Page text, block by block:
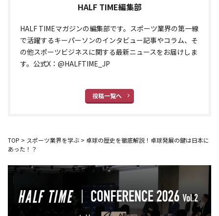
HALF TIME編集部
HALF TIMEマガジンの編集部です。スポーツ業界の第一線
で活躍するキーパーソンのインタビュー記事やコラム、そ
の他スポーツビジネスに関する最新ニュースをお届けしま
す。公式X：@HALFTIME_JP
投稿一覧へ
TOP > スポーツ業界を学ぶ > 卓球の歴史を徹底解説！卓球発展の鍵は日本に
あった！？